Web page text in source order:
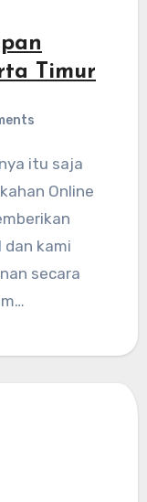
Timur
Online
dan kami
secara